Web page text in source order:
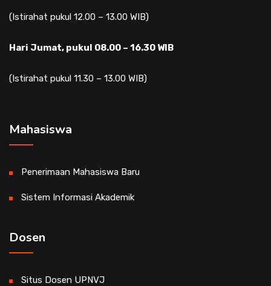
(Istirahat pukul 12.00 – 13.00 WIB)
Hari Jumat, pukul 08.00 – 16.30 WIB
(Istirahat pukul 11.30 – 13.00 WIB)
Mahasiswa
Penerimaan Mahasiswa Baru
Sistem Informasi Akademik
Dosen
Situs Dosen UPNVJ